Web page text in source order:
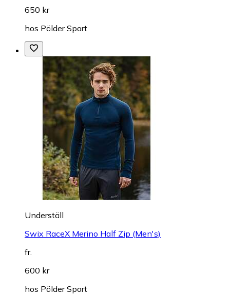
650 kr
hos Pölder Sport
Underställ
Swix RaceX Merino Half Zip (Men's)
fr.
600 kr
hos Pölder Sport